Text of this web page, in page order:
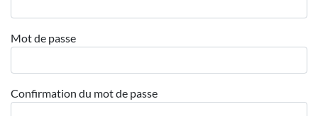
Mot de passe
Confirmation du mot de passe